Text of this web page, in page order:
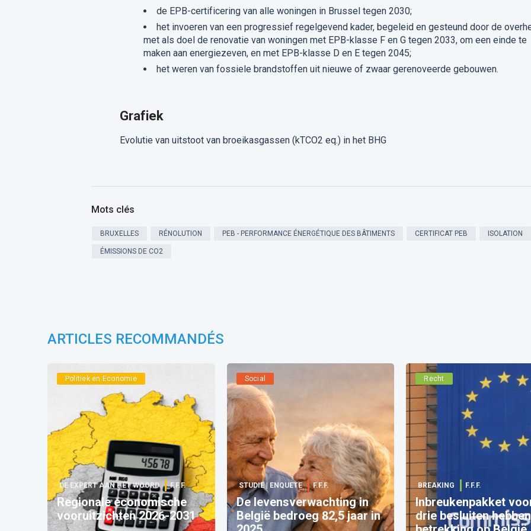
de EPB-certificering van alle woningen in Brussel tegen 2030;
het invoeren van een progressief regelgevend kader, begeleid en gesteund door de
met als doel de renovatie van woningen met EPB-klasse F en G tegen 2033, om een einde te
maken aan energiezeven, en met EPB-klasse D en E tegen 2045;
het weren van fossiele brandstoffen uit nieuwe of zwaar gerenoveerde gebouwen.
Grafiek
Evolutie van uitstoot van broeikasgassen (kTCO2 eq.) in het BHG​
Mots clés
BRUXELLES RÉNOLUTION PEB - PERFORMANCE ÉNERGÉTIQUE DES BÂTIMENTS CERTIFICAT PEB ISOLATION
ÉMISSIONS DE CO2
ARTICLES RECOMMANDÉS
Politiek en Economie
DE EXPERT AAN HET WOORD F.F.F.
Regionale economische
vooruitzichten 2026-2031
Social
STUDIE | ENQUETE F.F.F.
De levensverwachting in
België bedroeg 82,5 jaar in
Recht
BREAKING F.F.F.
Inbreukenpakket
drie besluiten hebben